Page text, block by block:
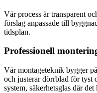
Vår process är transparent
förslag anpassade till
tidsplan.
Professionell
Vår montageteknik bygger
och justerar dörrblad för tyst
system, säkerhetsglas där